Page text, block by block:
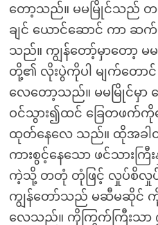
တော့သည်။ မမမြိုင်သည် တ
ချင် ယောင်ဆောင် ကာ ဆ
သည်။ ကျွန်တော့်မှာတော့ မမ
တို့၏ လိုးပွဲကိုပါ မျက်တော
လေတော့သည်။ မမမြိုင်မှာ ရ
ဝင်သွား၍ထင် ခြေတဖက်ကို
ထုတ်နေလေ သည်။ ထိုအခါတွ
ကားစွင့်နေသော ဖင်သားကြီ
ကဲ့သို့ တတုံ တုံဖြင့် လှုပ်စိလှုပ်
ကျွန်တော်သည် မဆီမဆိုင် ကို
လေသည်။ ကိုကြွက်ကြီးသာ